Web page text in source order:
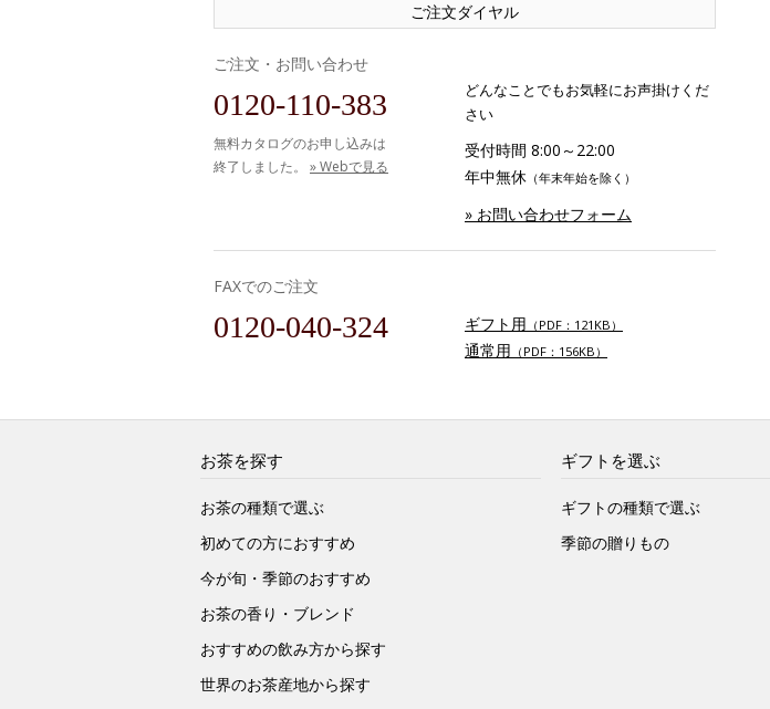
ご注文ダイヤル
ご注文・お問い合わせ
0120-110-383
無料カタログのお申し込みは
終了しました。 » Webで見る
どんなことでもお気軽にお声掛けくだ
さい
受付時間 8:00～22:00
年中無休 （年末年始を除く）
» お問い合わせフォーム
FAXでのご注文
0120-040-324 ギフト用 （PDF：121KB）
通常用 （PDF：156KB）
お茶を探す
お茶の種類で選ぶ
初めての方におすすめ
今が旬・季節のおすすめ
お茶の香り・ブレンド
おすすめの飲み方から探す
世界のお茶産地から探す
ギフトを選ぶ
ギフトの種類で選ぶ
季節の贈りもの